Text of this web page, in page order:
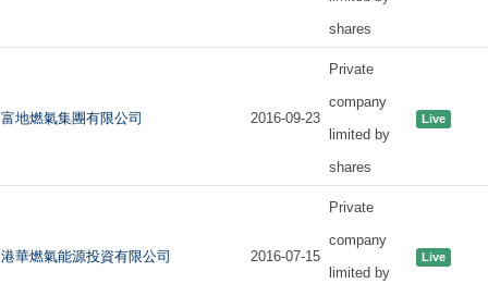
shares
富地燃氣集團有限公司 2016-09-23
Private
company
limited by
shares
Live
港華燃氣能源投資有限公司 2016-07-15
Private
company
limited by
Live